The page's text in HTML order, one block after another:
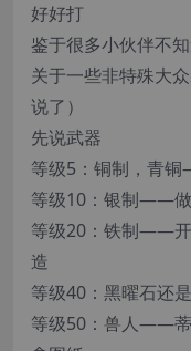
好好打
鉴于很多小伙伴不
关于一些非特殊大
说了）
先说武器
等级5：铜制，青
等级10：银制——
等级20：铁制——开
造
等级40：黑曜石还
等级50：兽人——蒂